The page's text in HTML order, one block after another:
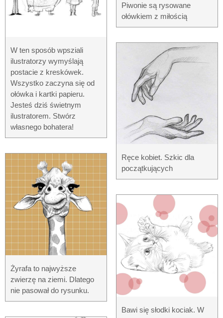
W ten sposób wpsziali
ilustratorzy wymyślają
postacie z kreskówek.
Wszystko zaczyna się od
ołówka i kartki papieru.
Jesteś dziś świetnym
ilustratorem. Stwórz
własnego bohatera!
Żyrafa to najwyższe
zwierzę na ziemi. Dlatego
nie pasował do rysunku.
Piwonie są rysowane
ołówkiem z miłością
Ręce kobiet. Szkic dla
początkujących
Bawi się słodki kociak. W